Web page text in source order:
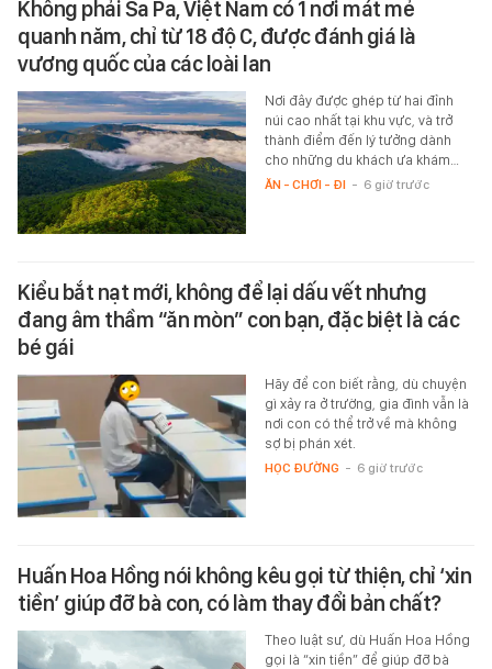
Không phải Sa Pa, Việt Nam có 1 nơi mát mẻ
quanh năm, chỉ từ 18 độ C, được đánh giá là
vương quốc của các loài lan
Nơi đây được ghép từ hai đỉnh
núi cao nhất tại khu vực, và trở
thành điểm đến lý tưởng dành
cho những du khách ưa khám…
ĂN - CHƠI - ĐI - 6 giờ trước
Kiểu bắt nạt mới, không để lại dấu vết nhưng
đang âm thầm “ăn mòn” con bạn, đặc biệt là các
bé gái
Hãy để con biết rằng, dù chuyện
gì xảy ra ở trường, gia đình vẫn là
nơi con có thể trở về mà không
sợ bị phán xét.
HỌC ĐƯỜNG - 6 giờ trước
Huấn Hoa Hồng nói không kêu gọi từ thiện, chỉ ‘xin
tiền’ giúp đỡ bà con, có làm thay đổi bản chất?
Theo luật sư, dù Huấn Hoa Hồng
gọi là “xin tiền” để giúp đỡ bà